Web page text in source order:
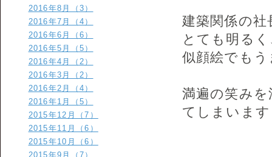
建築関係の
とても明る
似顔絵でも
満遍の笑み
てしまいま
2016年8月（3）
2016年7月（4）
2016年6月（6）
2016年5月（5）
2016年4月（2）
2016年3月（2）
2016年2月（4）
2016年1月（5）
2015年12月（7）
2015年11月（6）
2015年10月（6）
2015年9月（7）